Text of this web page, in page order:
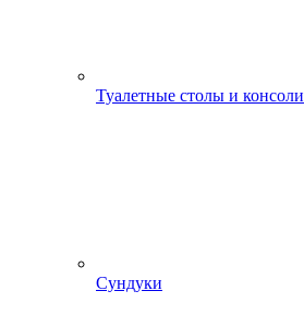
Туалетные столы и консоли
Сундуки